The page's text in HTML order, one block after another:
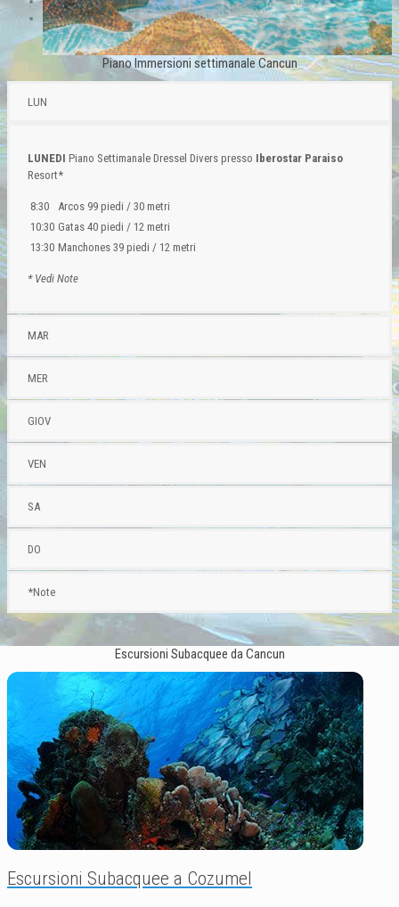
Next
Piano Immersioni settimanale Cancun
LUN
LUNEDI Piano Settimanale Dressel Divers presso Iberostar Paraiso
Resort*
8:30
Arcos 99 piedi / 30 metri
10:30 Gatas 40 piedi / 12 metri
13:30 Manchones 39 piedi / 12 metri
* Vedi Note
MAR
MER
GIOV
VEN
SA
DO
*Note
Escursioni Subacquee da Cancun
Escursioni Subacquee a Cozumel